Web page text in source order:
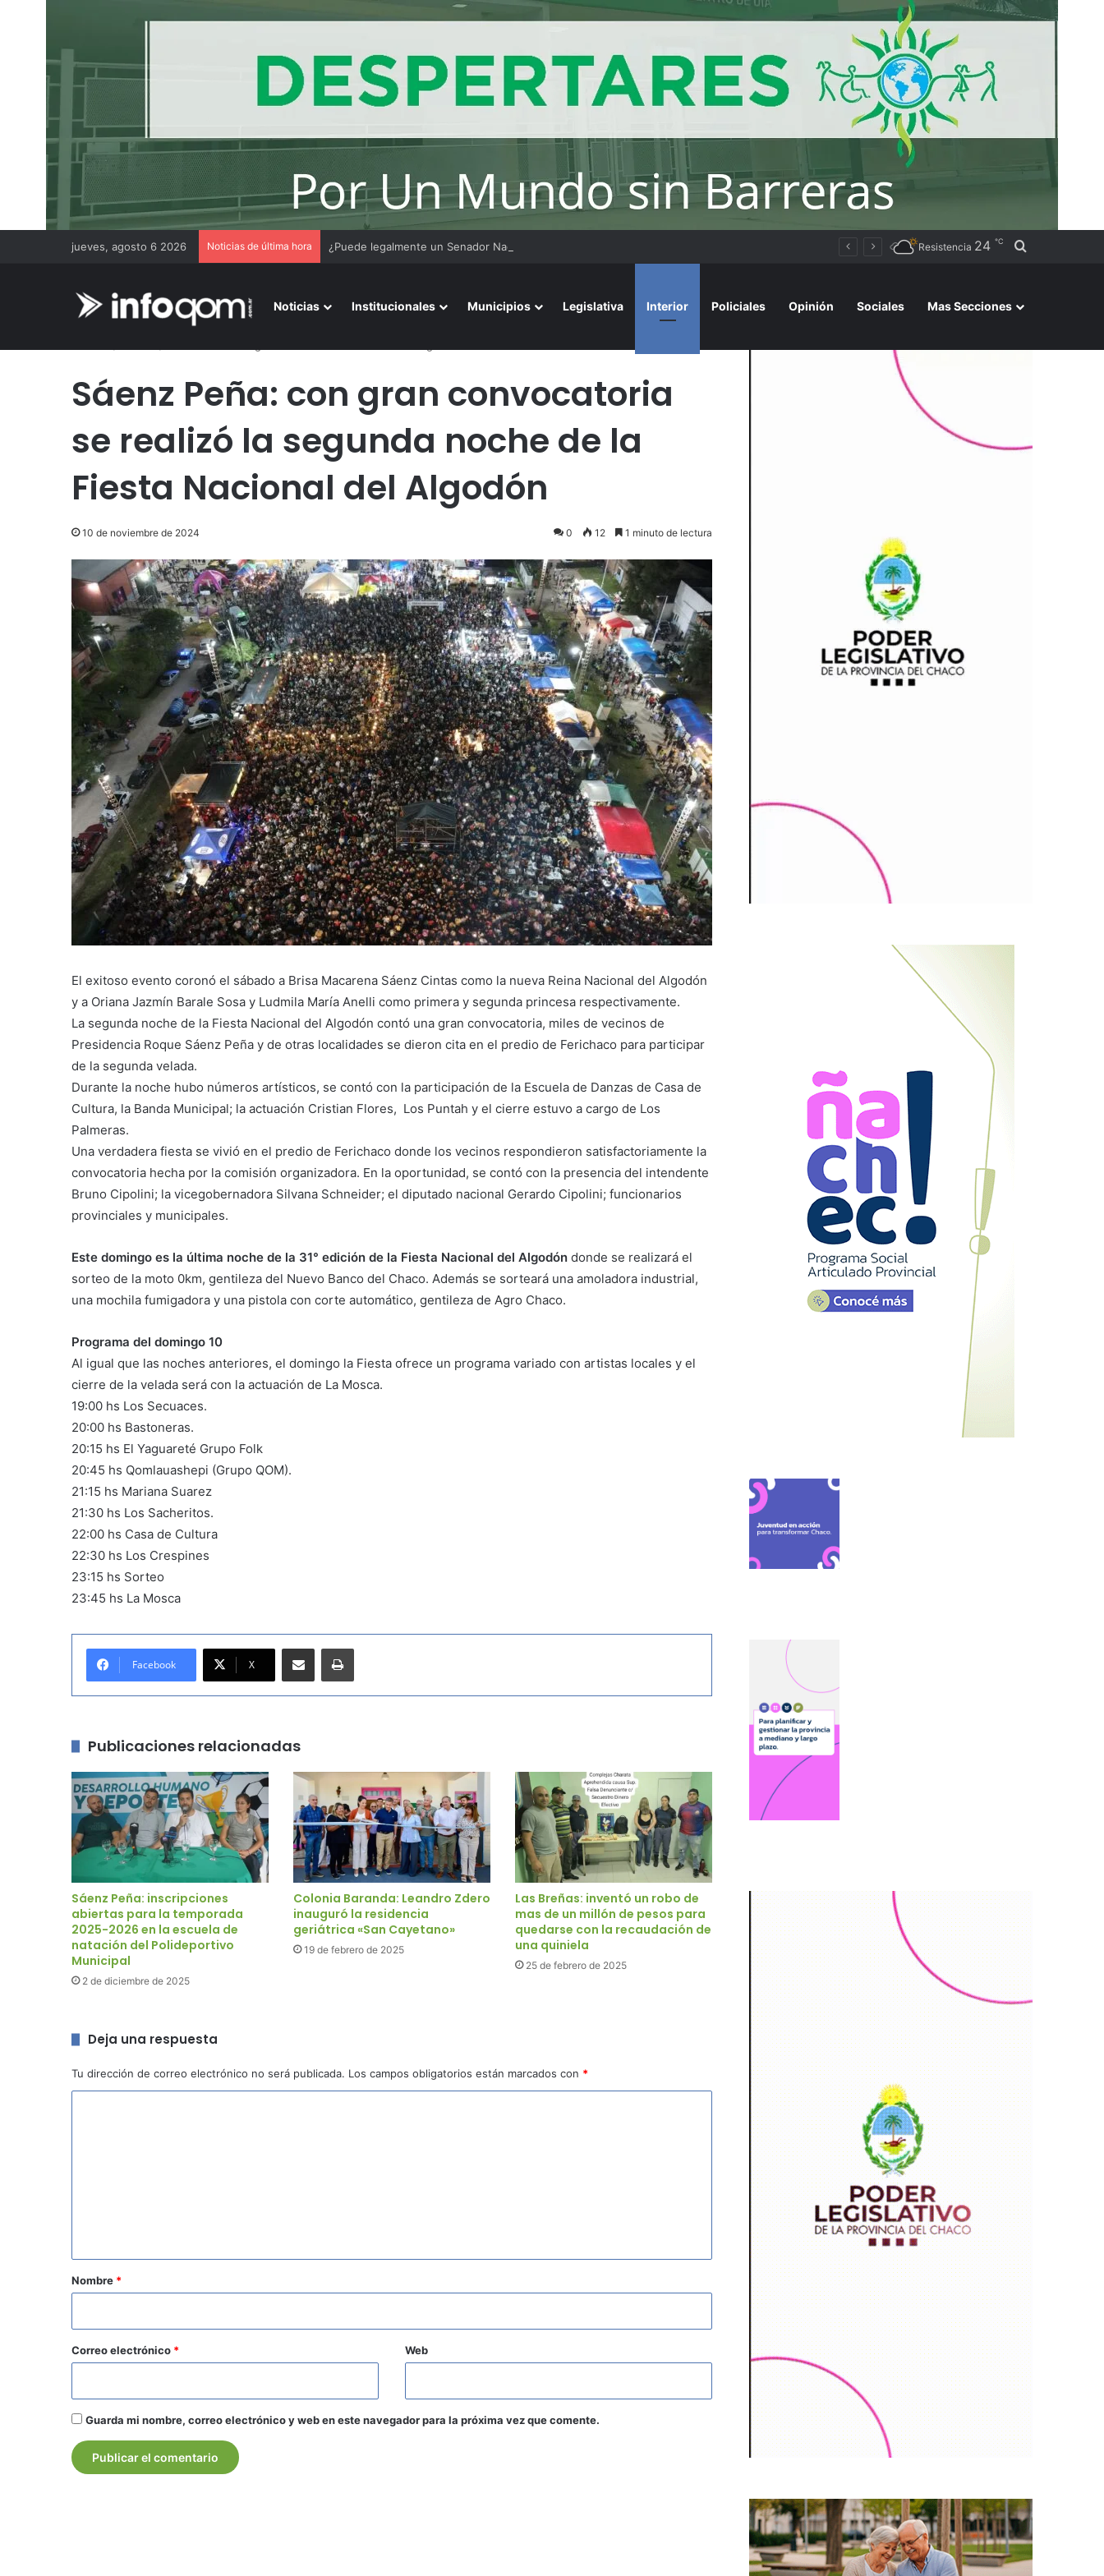
jueves, agosto 6 2026 Noticias de última hora ¿Puede legalmente un Senador Nacional votar en forma remota? Resistencia 24 ℃ Buscar por
Noticias Institucionales Municipios Legislativa Interior Policiales Opinión Sociales Mas Secciones
Sáenz Peña: con gran convocatoria
se realizó la segunda noche de la
Fiesta Nacional del Algodón
10 de noviembre de 2024 0 12 1 minuto de lectura
El exitoso evento coronó el sábado a Brisa Macarena Sáenz Cintas como la nueva Reina Nacional del Algodón
y a Oriana Jazmín Barale Sosa y Ludmila María Anelli como primera y segunda princesa respectivamente.
La segunda noche de la Fiesta Nacional del Algodón contó una gran convocatoria, miles de vecinos de
Presidencia Roque Sáenz Peña y de otras localidades se dieron cita en el predio de Ferichaco para participar
de la segunda velada.
Durante la noche hubo números artísticos, se contó con la participación de la Escuela de Danzas de Casa de
Cultura, la Banda Municipal; la actuación Cristian Flores, Los Puntah y el cierre estuvo a cargo de Los
Palmeras.
Una verdadera fiesta se vivió en el predio de Ferichaco donde los vecinos respondieron satisfactoriamente la
convocatoria hecha por la comisión organizadora. En la oportunidad, se contó con la presencia del intendente
Bruno Cipolini; la vicegobernadora Silvana Schneider; el diputado nacional Gerardo Cipolini; funcionarios
provinciales y municipales.
Este domingo es la última noche de la 31° edición de la Fiesta Nacional del Algodón donde se realizará el
sorteo de la moto 0km, gentileza del Nuevo Banco del Chaco. Además se sorteará una amoladora industrial,
una mochila fumigadora y una pistola con corte automático, gentileza de Agro Chaco.
Programa del domingo 10
Al igual que las noches anteriores, el domingo la Fiesta ofrece un programa variado con artistas locales y el
cierre de la velada será con la actuación de La Mosca.
19:00 hs Los Secuaces.
20:00 hs Bastoneras.
20:15 hs El Yaguareté Grupo Folk
20:45 hs Qomlauashepi (Grupo QOM).
21:15 hs Mariana Suarez
21:30 hs Los Sacheritos.
22:00 hs Casa de Cultura
22:30 hs Los Crespines
23:15 hs Sorteo
23:45 hs La Mosca
Facebook X
Publicaciones relacionadas
Sáenz Peña: inscripciones
abiertas para la temporada
2025-2026 en la escuela de
natación del Polideportivo
Municipal
2 de diciembre de 2025
Colonia Baranda: Leandro Zdero
inauguró la residencia
geriátrica «San Cayetano»
19 de febrero de 2025
Las Breñas: inventó un robo de
mas de un millón de pesos para
quedarse con la recaudación de
una quiniela
25 de febrero de 2025
Deja una respuesta
Tu dirección de correo electrónico no será publicada. Los campos obligatorios están marcados con *
r
o
*
Nombre *
Correo electrónico * Web
Guarda mi nombre, correo electrónico y web en este navegador para la próxima vez que comente.